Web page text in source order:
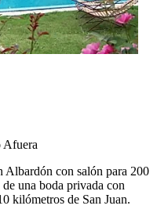
Afuera
Albardón con salón para 200
una boda privada con
kilómetros de San Juan.